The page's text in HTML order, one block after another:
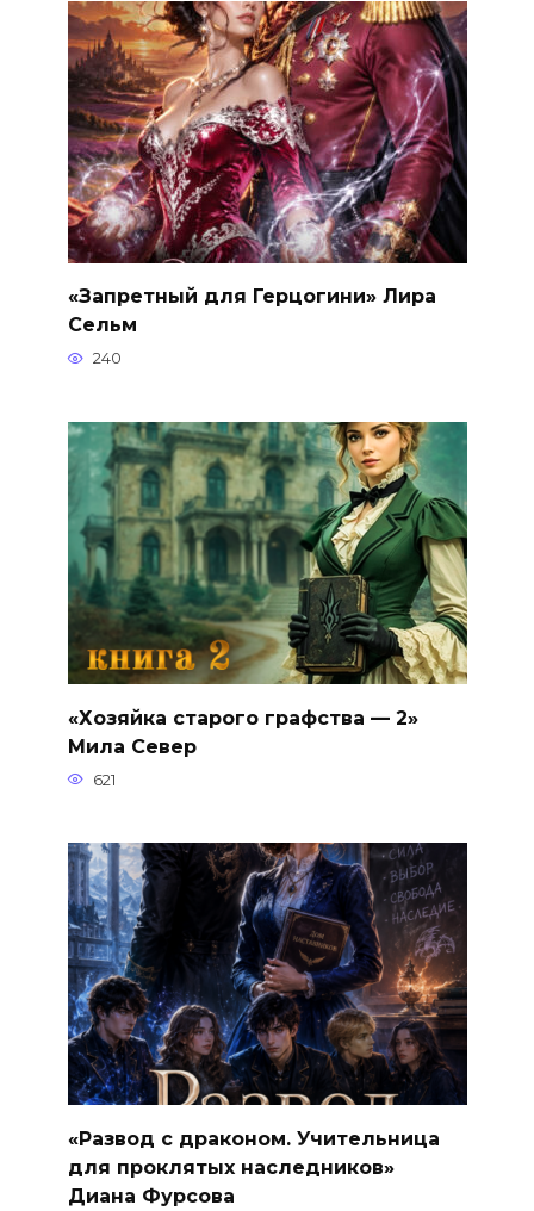
«Запретный для Герцогини» Лира
Сельм
240
«Хозяйка старого графства — 2»
Мила Север
621
«Развод с драконом. Учительница
для проклятых наследников»
Диана Фурсова